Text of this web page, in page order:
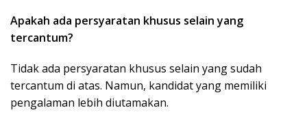
Apakah ada persyaratan khusus selain yang
tercantum?
Tidak ada persyaratan khusus selain yang sudah
tercantum di atas. Namun, kandidat yang memiliki
pengalaman lebih diutamakan.